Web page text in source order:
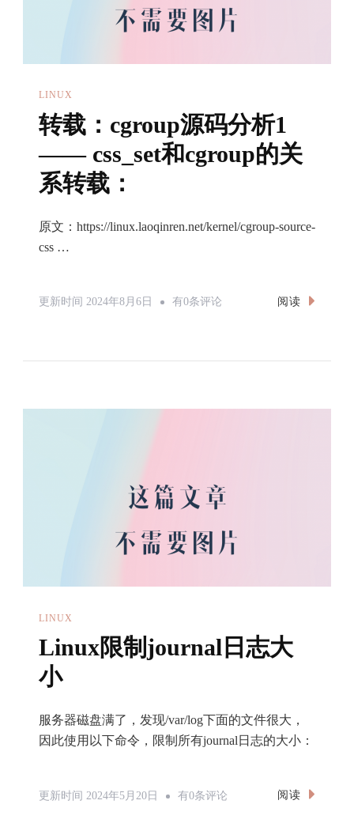
LINUX
转载：cgroup源码分析1
—— css_set和cgroup的关
系转载：
原文：https://linux.laoqinren.net/kernel/cgroup-source-
css …
更新时间 2024年8月6日
转
——
Css_set
和
Cgroup
转
有0条评论 阅读
LINUX
Linux限制journal日志大
小
服务器磁盘满了，发现/var/log下面的文件很大，
因此使用以下命令，限制所有journal日志的大小：
更新时间 2024年5月20日
Linux
有0条评论 阅读